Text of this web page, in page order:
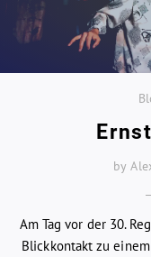
by
Am Tag vor der 30.
Blickkontakt zu